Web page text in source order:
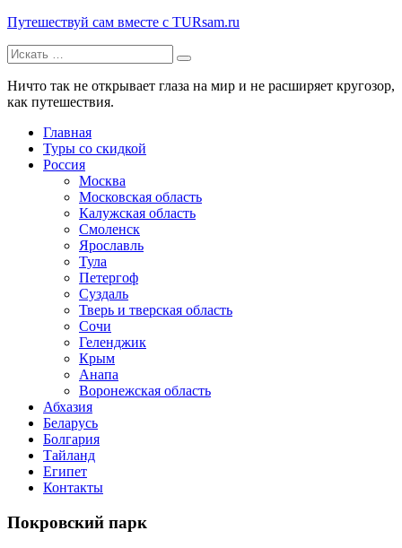
Путешествуй сам вместе с TURsam.ru
Путешествуй и узнавай новые места вместе с нами.
Искать:
Ничто так не открывает глаза на мир и не расширяет кругозор,
как путешествия.
Главная
Туры со скидкой
Россия
Москва
Московская область
Калужская область
Смоленск
Ярославль
Тула
Петергоф
Суздаль
Тверь и тверская область
Сочи
Геленджик
Крым
Анапа
Воронежская область
Абхазия
Беларусь
Болгария
Тайланд
Египет
Контакты
Покровский парк